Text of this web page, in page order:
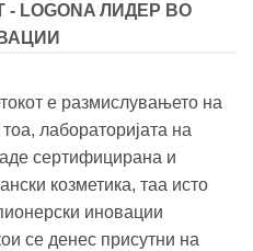
LOGONA ЛИДЕР ВО
е размислувањето на
лабораторијата на
сертифицирана и
козметика, таа исто
иновации
се денес присутни на